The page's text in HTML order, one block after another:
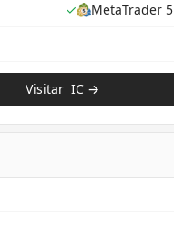
✓
MetaTrader 5
Visitar IC→